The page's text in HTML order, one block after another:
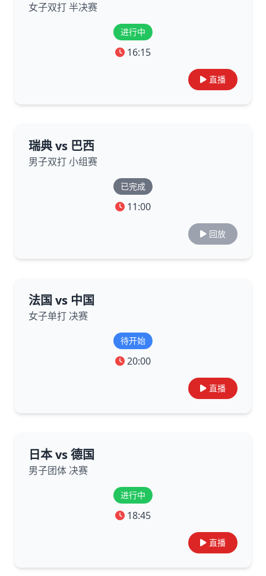
女子双打 半决赛
进行中
16:15
直播
瑞典 vs 巴西
男子双打 小组赛
已完成
11:00
回放
法国 vs 中国
女子单打 决赛
待开始
20:00
直播
日本 vs 德国
男子团体 决赛
进行中
18:45
直播